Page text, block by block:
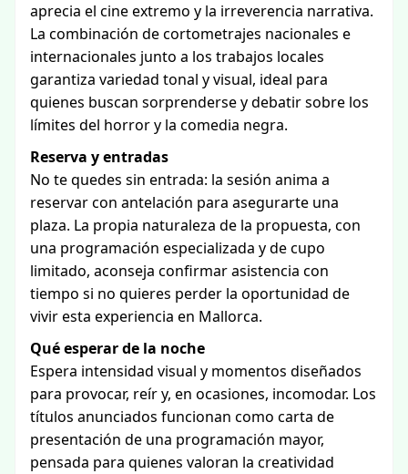
aprecia el cine extremo y la irreverencia narrativa.
La combinación de cortometrajes nacionales e
internacionales junto a los trabajos locales
garantiza variedad tonal y visual, ideal para
quienes buscan sorprenderse y debatir sobre los
límites del horror y la comedia negra.
Reserva y entradas
No te quedes sin entrada: la sesión anima a
reservar con antelación para asegurarte una
plaza. La propia naturaleza de la propuesta, con
una programación especializada y de cupo
limitado, aconseja confirmar asistencia con
tiempo si no quieres perder la oportunidad de
vivir esta experiencia en Mallorca.
Qué esperar de la noche
Espera intensidad visual y momentos diseñados
para provocar, reír y, en ocasiones, incomodar. Los
títulos anunciados funcionan como carta de
presentación de una programación mayor,
pensada para quienes valoran la creatividad